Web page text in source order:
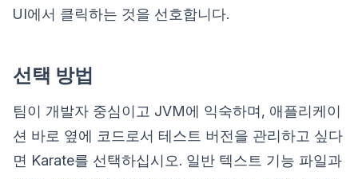
UI에서 클릭하는 것을 선호합니다.
선택 방법
팀이 개발자 중심이고 JVM에 익숙하며, 애플리케이
션 바로 옆에 코드로서 테스트 버전을 관리하고 싶다
면 Karate를 선택하십시오. 일반 텍스트 기능 파일과